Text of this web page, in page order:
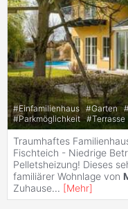
#Einfamilienhaus #Garten
#Parkmöglichkeit #Terrasse
Traumhaftes
Fischteich - Niedrige
Pelletsheizung! Dieses
familiärer Wohnlage von
Zuhause... [Mehr]